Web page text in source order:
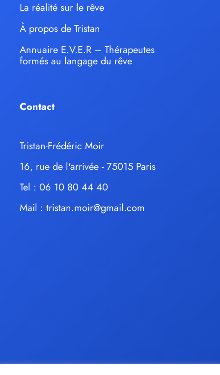
La réalité sur le rêve
À propos de Tristan
Annuaire E.V.E.R – Thérapeutes
formés au langage du rêve
Contact
Tristan-Frédéric Moir
16, rue de l'arrivée - 75015 Paris
Tel : 06 10 80 44 40
Mail : tristan.moir@gmail.com